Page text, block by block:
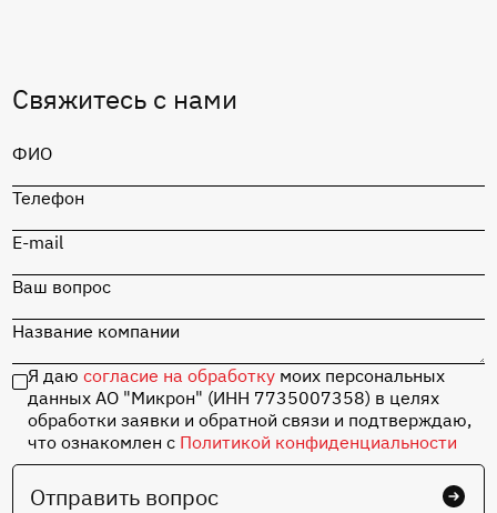
MIK1117S-5.0
Отладочная плата
MIK32 Амур с
комплектующих
Перейти в каталог
Свяжитесь с нами
ФИО
Телефон
E-mail
Ваш вопрос
Название компании
Я даюсогласие на обработку моих персональных
данных АО "Микрон" (ИНН 7735007358) в целях
обработки заявки и обратной связи и подтверждаю,
что ознакомлен с Политикой конфиденциальности
Отправить вопрос